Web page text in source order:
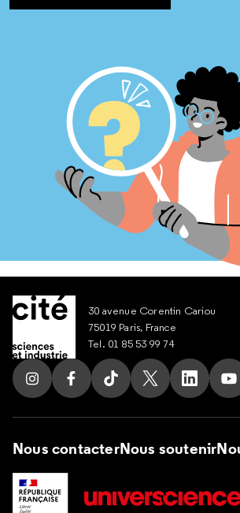
30 avenue Corentin Cariou
75019 Paris, France
Tel. 01 85 53 99 74
Suivez nous sur Instagram
Suivez nous sur Facebook
Suivez nous sur Tik
Suivez nous
Suivez
Nous contacterNous soutenir